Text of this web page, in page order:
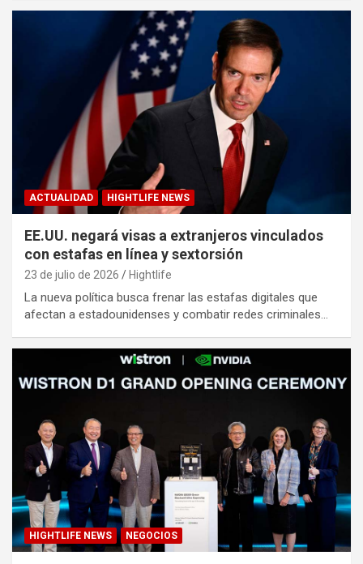
ACTUALIDAD HIGHTLIFE NEWS
EE.UU. negará visas a extranjeros vinculados
con estafas en línea y sextorsión
23 de julio de 2026 Hightlife
La nueva política busca frenar las estafas digitales que
afectan a estadounidenses y combatir redes criminales…
HIGHTLIFE NEWS NEGOCIOS